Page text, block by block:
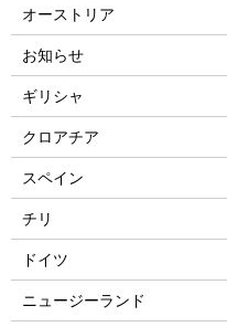
オーストリア
お知らせ
ギリシャ
クロアチア
スペイン
チリ
ドイツ
ニュージーランド